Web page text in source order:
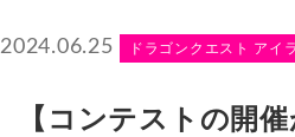
2024.06.25 ドラゴンクエスト アイ
【コンテストの開